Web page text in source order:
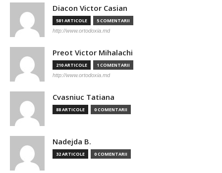
Diacon Victor Casian
581 ARTICOLE 5 COMENTARII
http://www.ortodoxia.md
Preot Victor Mihalachi
210 ARTICOLE 1 COMENTARII
http://www.ortodoxia.md
Cvasniuc Tatiana
88 ARTICOLE 0 COMENTARII
Nadejda B.
32 ARTICOLE 0 COMENTARII